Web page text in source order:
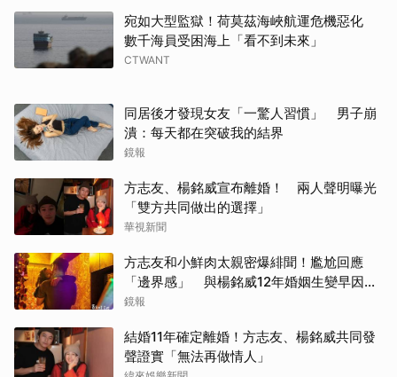
宛如大型監獄！荷莫茲海峽航運危機惡化
數千海員受困海上「看不到未來」
CTWANT
同居後才發現女友「一驚人習慣」 男子崩
潰：每天都在突破我的結界
鏡報
方志友、楊銘威宣布離婚！ 兩人聲明曝光
「雙方共同做出的選擇」
華視新聞
方志友和小鮮肉太親密爆緋聞！尷尬回應
「邊界感」 與楊銘威12年婚姻生變早因
「這問題」洩端倪
鏡報
結婚11年確定離婚！方志友、楊銘威共同發
聲證實「無法再做情人」
取消